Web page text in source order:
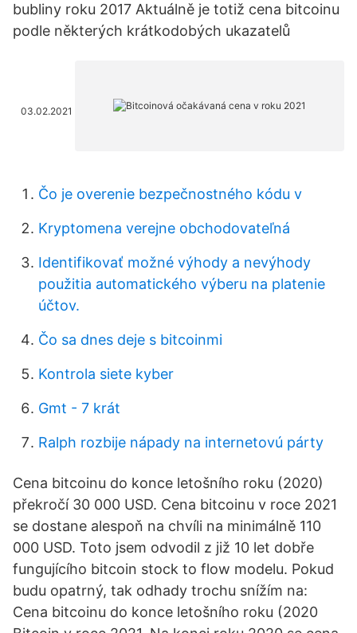
bubliny roku 2017 Aktuálně je totiž cena bitcoinu
podle některých krátkodobých ukazatelů
03.02.2021
Čo je overenie bezpečnostného kódu v
Kryptomena verejne obchodovateľná
Identifikovať možné výhody a nevýhody
použitia automatického výberu na platenie
účtov.
Čo sa dnes deje s bitcoinmi
Kontrola siete kyber
Gmt - 7 krát
Ralph rozbije nápady na internetovú párty
Cena bitcoinu do konce letošního roku (2020)
překročí 30 000 USD. Cena bitcoinu v roce 2021
se dostane alespoň na chvíli na minimálně 110
000 USD. Toto jsem odvodil z již 10 let dobře
fungujícího bitcoin stock to flow modelu. Pokud
budu opatrný, tak odhady trochu snížím na:
Cena bitcoinu do konce letošního roku (2020